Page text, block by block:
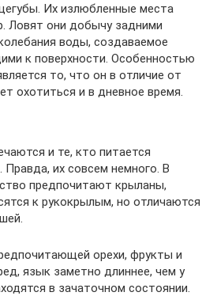
Их излюбленные места
Ловят они добычу задними
воды, создаваемое
к поверхности. Особенностью
то, что он в отличие от
охотиться и в дневное время.
и те, кто питается
их совсем немного. В
предпочитают крыланы,
к рукокрылым, но отличаются
орехи, фрукты и
язык заметно длиннее, чем у
в зачаточном состоянии.